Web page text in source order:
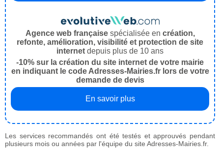
Agence web françaisespécialisée en création,
refonte, amélioration, visibilité et protection de site
internet depuis plus de 10 ans
-10% sur la création du site internet de votre mairie
en indiquant le code Adresses-Mairies.fr lors de votre
demande de devis
En savoir plus
Les services recommandés ont été testés et approuvés pendant
plusieurs mois ou années par l'équipe du site Adresses-Mairies.fr.